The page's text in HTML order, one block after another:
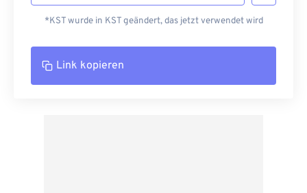
*KST wurde in KST geändert, das jetzt verwendet wird
Link kopieren